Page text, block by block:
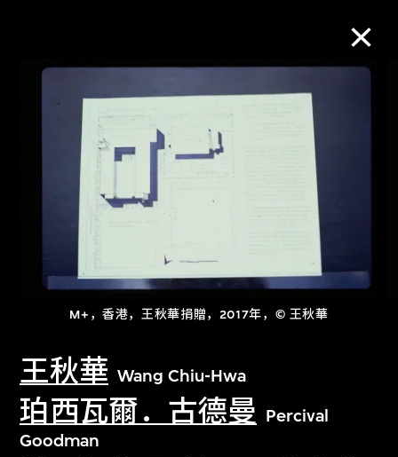
M+，香港，王秋華捐贈，2017年，© 王秋華
王秋華 Wang Chiu-Hwa
珀西瓦爾．古德曼 Percival
Goodman
M+藏品
进一步筛选
关于M+藏品
文化藏品。